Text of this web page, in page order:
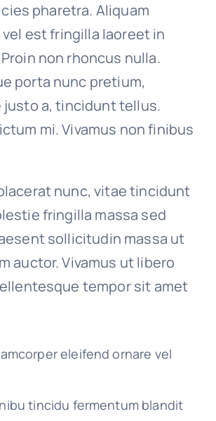
pharetra. Aliquam
est fringilla laoreet in
non rhoncus nulla.
porta nunc pretium,
justo a, tincidunt tellus.
mi. Vivamus non finibus
nunc, vitae tincidunt
fringilla massa sed
sollicitudin massa ut
auctor. Vivamus ut libero
tempor sit amet
eleifend ornare vel
tincidu fermentum blandit